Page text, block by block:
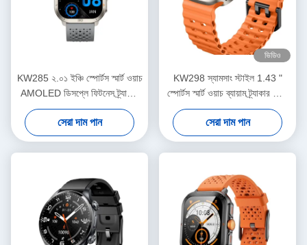
KW285 ২.০১ ইঞ্চি স্পোর্টস স্মার্ট ওয়াচ
AMOLED ডিসপ্লে ফিটনেস ট্র্যাকার
স্মার্টওয়াচ হালকা ব্যায়ামের জন্য
সেরা দাম পান
ভিডিও
KW298 স্যামসাং স্টাইল 1.43 "
স্পোর্টস স্মার্ট ওয়াচ ব্যায়াম ট্র্যাকার জিংক
খাদ উপাদান
সেরা দাম পান